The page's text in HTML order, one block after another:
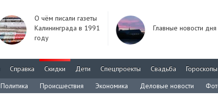
О чём писали газеты
Калининграда в 1991
году
Главные новости дня
Справка Скидки Дети Спецпроекты Свадьба
Гороскопы
Политика Происшествия Экономика Деловые новости